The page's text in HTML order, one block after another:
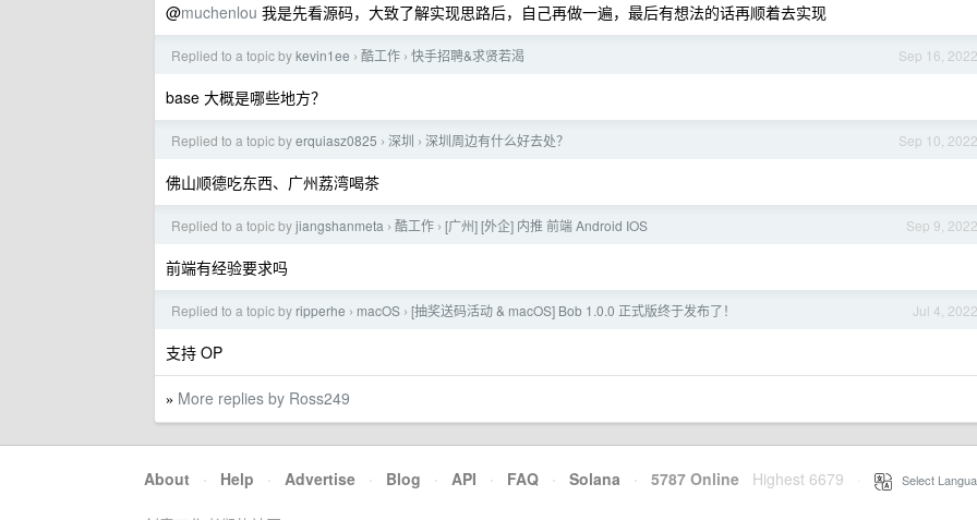
@muchenlou 我是先看源码，大致了解实现思路后，自己再做一遍，最后有想法的话再顺着去实现
Sep 16, 2022
Replied to a topic bykevin1ee › 酷工作 › 快手招聘&求贤若渴
base 大概是哪些地方？
Sep 10, 2022
Replied to a topic byerquiasz0825 › 深圳 › 深圳周边有什么好去处？
佛山顺德吃东西、广州荔湾喝茶
Sep 9, 2022
Replied to a topic byjiangshanmeta › 酷工作 › [广州] [外企] 内推 前端 Android IOS
前端有经验要求吗
Jul 4, 2022
Replied to a topic by ripperhe › macOS › [抽奖送码活动 & macOS] Bob 1.0.0 正式版终于发布了！
支持 OP
» More replies by Ross249
About · Help · Advertise · Blog · API · FAQ · Solana · 5787 Online Highest 6679 Select